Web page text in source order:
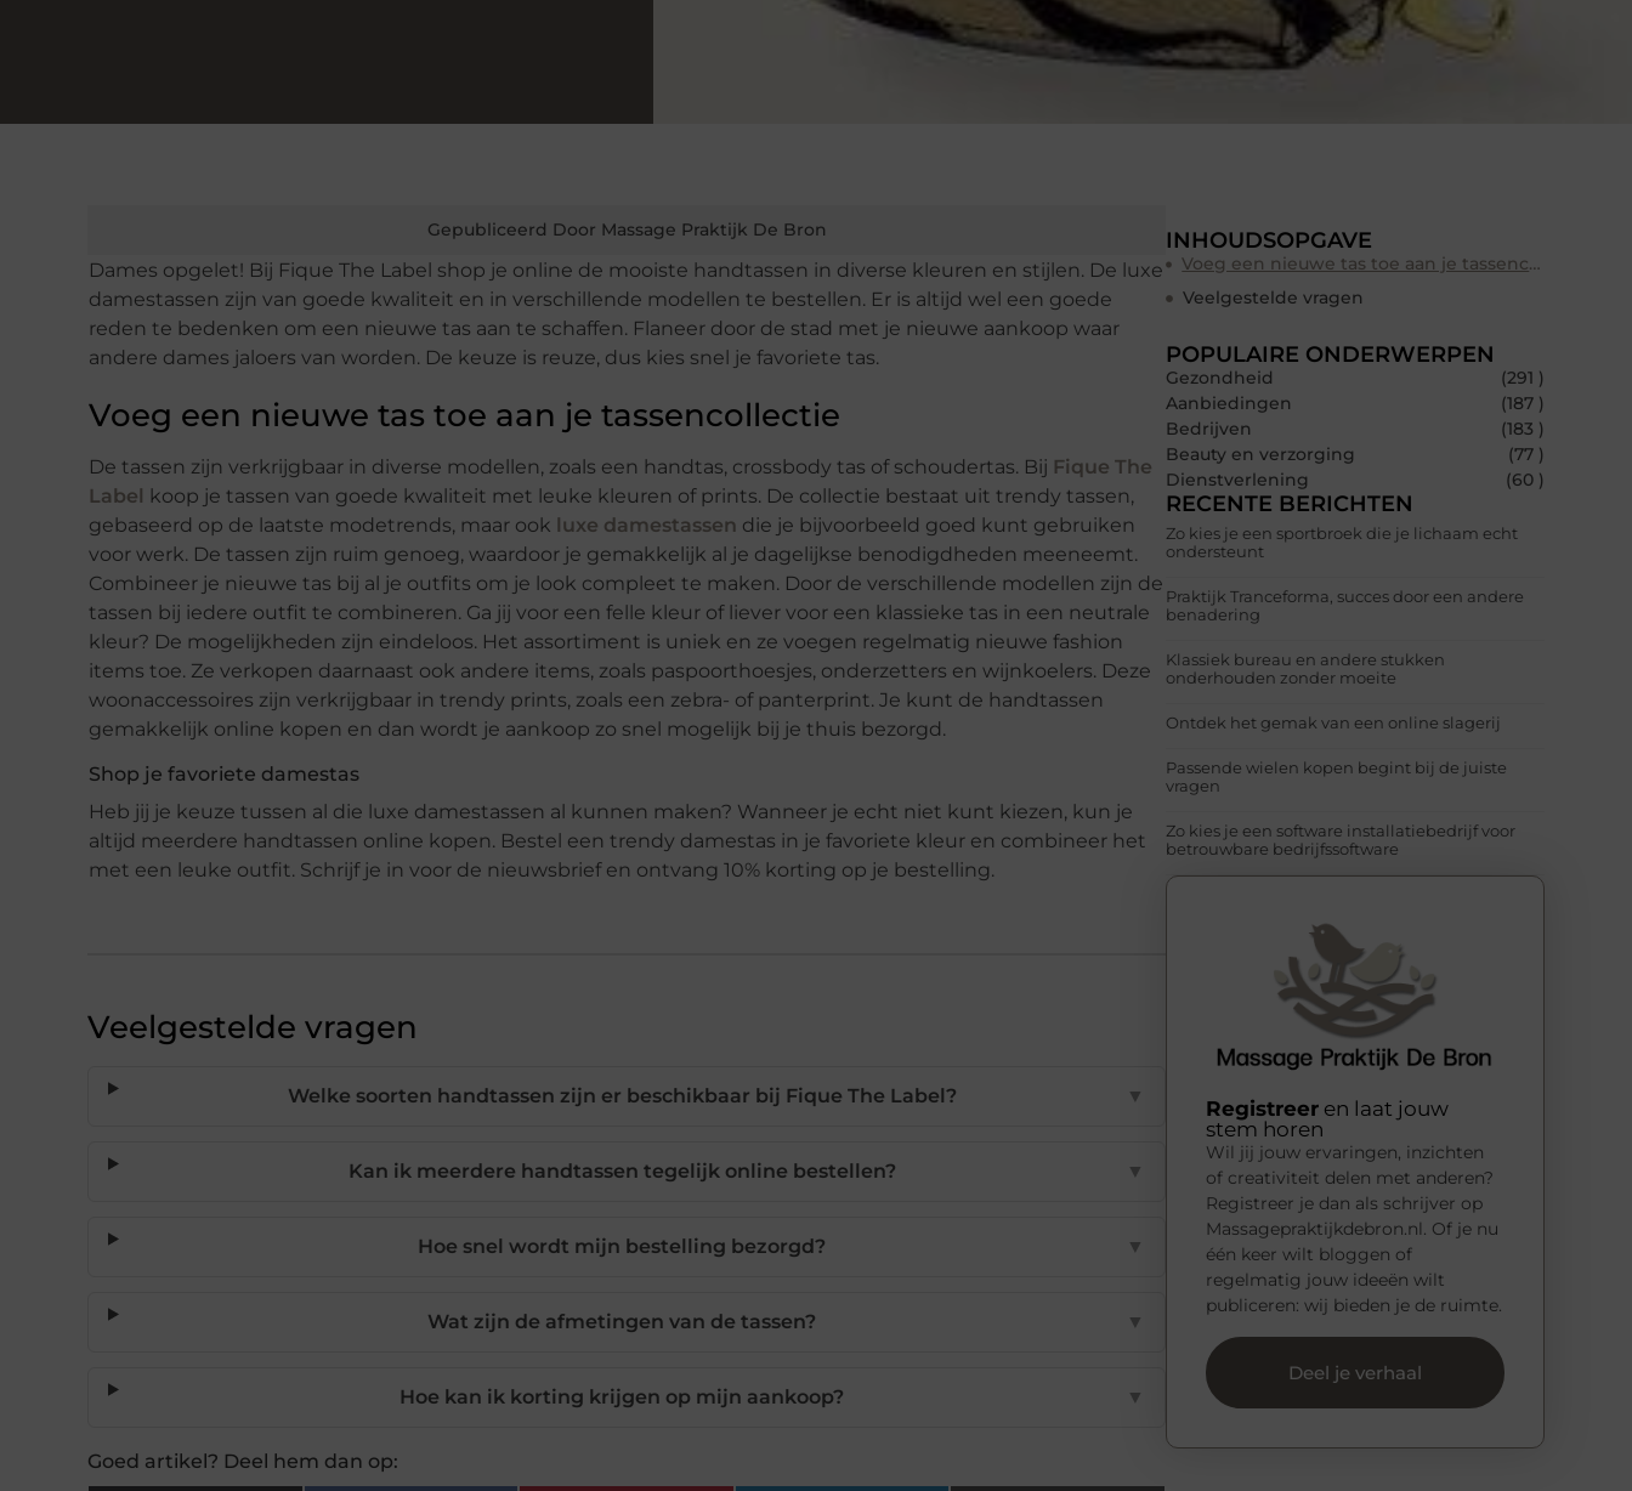
Gepubliceerd Door Massage Praktijk De Bron
Dames opgelet! Bij Fique The Label shop je online de mooiste handtassen in diverse kleuren en stijlen. De luxe
damestassen zijn van goede kwaliteit en in verschillende modellen te bestellen. Er is altijd wel een goede
reden te bedenken om een nieuwe tas aan te schaffen. Flaneer door de stad met je nieuwe aankoop waar
andere dames jaloers van worden. De keuze is reuze, dus kies snel je favoriete tas.
Voeg een nieuwe tas toe aan je tassencollectie
De tassen zijn verkrijgbaar in diverse modellen, zoals een handtas, crossbody tas of schoudertas. Bij Fique The
Label
koop je tassen van goede kwaliteit met leuke kleuren of prints. De collectie bestaat uit trendy tassen,
gebaseerd op de laatste modetrends, maar ook luxe damestassen die je bijvoorbeeld goed kunt gebruiken
voor werk. De tassen zijn ruim genoeg, waardoor je gemakkelijk al je dagelijkse benodigdheden meeneemt.
Combineer je nieuwe tas bij al je outfits om je look compleet te maken. Door de verschillende modellen zijn de
tassen bij iedere outfit te combineren. Ga jij voor een felle kleur of liever voor een klassieke tas in een neutrale
kleur? De mogelijkheden zijn eindeloos. Het assortiment is uniek en ze voegen regelmatig nieuwe fashion
items toe. Ze verkopen daarnaast ook andere items, zoals paspoorthoesjes, onderzetters en wijnkoelers. Deze
woonaccessoires zijn verkrijgbaar in trendy prints, zoals een zebra- of panterprint. Je kunt de handtassen
gemakkelijk online kopen en dan wordt je aankoop zo snel mogelijk bij je thuis bezorgd.
Shop je favoriete damestas
Heb jij je keuze tussen al die luxe damestassen al kunnen maken? Wanneer je echt niet kunt kiezen, kun je
altijd meerdere handtassen online kopen. Bestel een trendy damestas in je favoriete kleur en combineer het
met een leuke outfit. Schrijf je in voor de nieuwsbrief en ontvang 10% korting op je bestelling.
Veelgestelde vragen
Welke soorten handtassen zijn er beschikbaar bij Fique The Label? ▼
Kan ik meerdere handtassen tegelijk online bestellen? ▼
Hoe snel wordt mijn bestelling bezorgd? ▼
Wat zijn de afmetingen van de tassen? ▼
Hoe kan ik korting krijgen op mijn aankoop? ▼
Goed artikel? Deel hem dan op:
INHOUDSOPGAVE
Voeg een nieuwe tas toe aan je tassencollectie
Veelgestelde vragen
POPULAIRE ONDERWERPEN
Gezondheid
(291 )
Aanbiedingen
(187 )
Bedrijven
(183 )
Beauty en verzorging
(77 )
Dienstverlening
(60 )
RECENTE BERICHTEN
Zo kies je een sportbroek die je lichaam echt
ondersteunt
Praktijk Tranceforma, succes door een andere
benadering
Klassiek bureau en andere stukken
onderhouden zonder moeite
Ontdek het gemak van een online slagerij
Passende wielen kopen begint bij de juiste
vragen
Zo kies je een software installatiebedrijf voor
betrouwbare bedrijfssoftware
Registreer en laat jouw
stem horen
Wil jij jouw ervaringen, inzichten
of creativiteit delen met anderen?
Registreer je dan als schrijver op
Massagepraktijkdebron.nl. Of je nu
één keer wilt bloggen of
regelmatig jouw ideeën wilt
publiceren: wij bieden je de ruimte.
Deel je verhaal